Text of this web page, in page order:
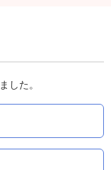
した。